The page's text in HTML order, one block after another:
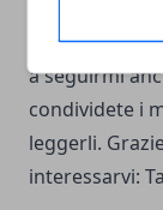
articoli
svilupparli
a seguirmi
condividete i
leggerli.
interessarvi: